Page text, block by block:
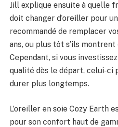
Jill explique ensuite à quelle
doit changer d’oreiller pour
recommandé de remplacer
ans, ou plus tôt s’ils montrent
Cependant, si vous
qualité dès le départ, celui-ci
durer plus longtemps.
L’oreiller en soie Cozy Earth
pour son confort haut de